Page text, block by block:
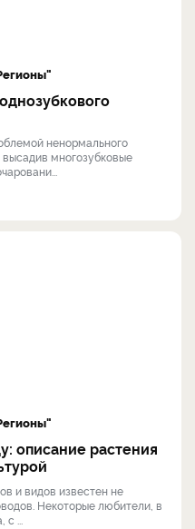
ненормального
многозубковые
описание растения
и видов известен не
Некоторые любители, в
...